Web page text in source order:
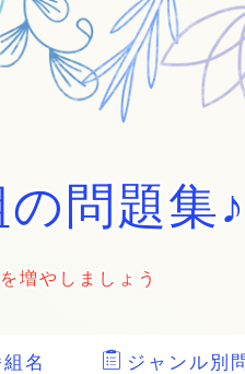
問題集
増やしましょう
名 ジャンル別